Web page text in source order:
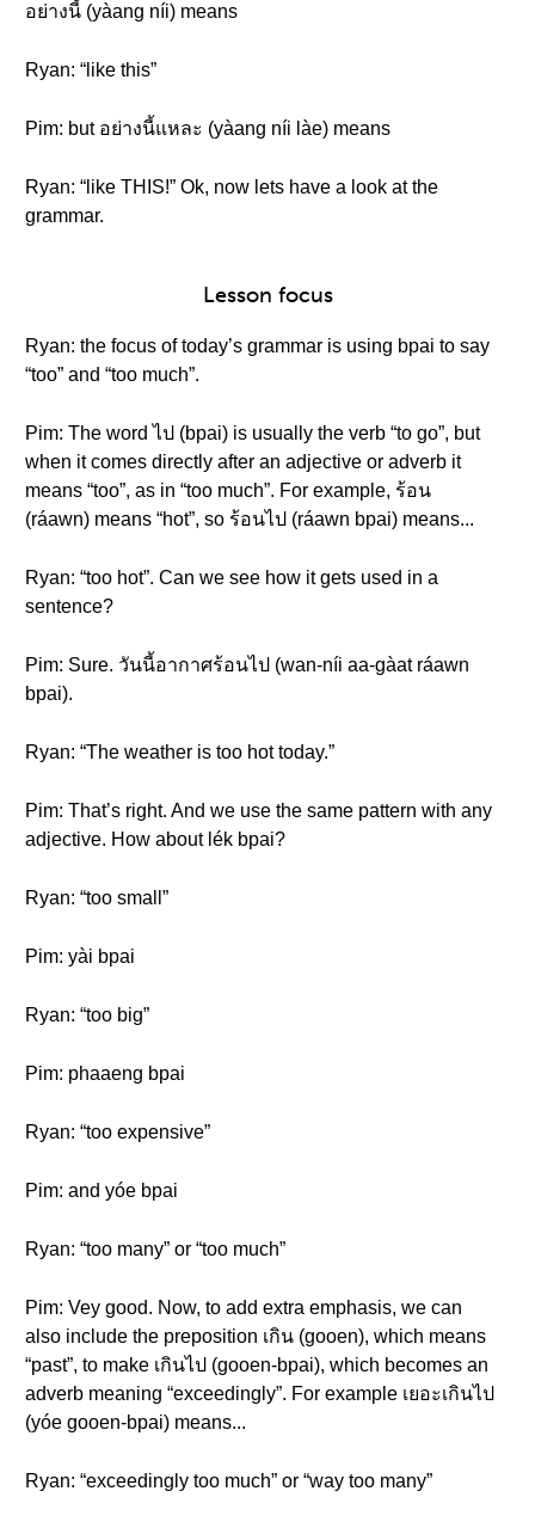
อย่างนี้ (yàang níi) means
Ryan: “like this”
Pim: but อย่างนี้แหละ (yàang níi làe) means
Ryan: “like THIS!” Ok, now lets have a look at the
grammar.
Lesson focus
Ryan: the focus of today’s grammar is using bpai to say
“too” and “too much”.
Pim: The word ไป (bpai) is usually the verb “to go”, but
when it comes directly after an adjective or adverb it
means “too”, as in “too much”. For example, ร้อน
(ráawn) means “hot”, so ร้อนไป (ráawn bpai) means...
Ryan: “too hot”. Can we see how it gets used in a
sentence?
Pim: Sure. วันนี้อากาศร้อนไป (wan-níi aa-gàat ráawn
bpai).
Ryan: “The weather is too hot today.”
Pim: That’s right. And we use the same pattern with any
adjective. How about lék bpai?
Ryan: “too small”
Pim: yài bpai
Ryan: “too big”
Pim: phaaeng bpai
Ryan: “too expensive”
Pim: and yóe bpai
Ryan: “too many” or “too much”
Pim: Vey good. Now, to add extra emphasis, we can
also include the preposition เกิน (gooen), which means
“past”, to make เกินไป (gooen-bpai), which becomes an
adverb meaning “exceedingly”. For example เยอะเกินไป
(yóe gooen-bpai) means...
Ryan: “exceedingly too much” or “way too many”